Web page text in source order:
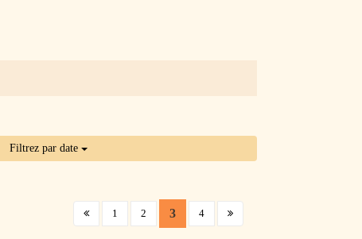
Filtrez par date
1 2 3(current)
4